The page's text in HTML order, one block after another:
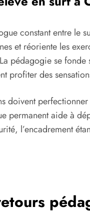
constant entre le
et réoriente les
pédagogie se
des
doivent
aide à
l’encadrement